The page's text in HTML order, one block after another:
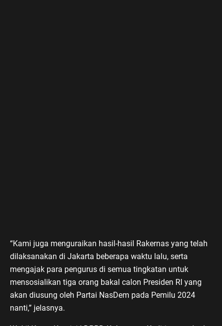
“Kami juga menguraikan hasil-hasil Rakernas yang telah
dilaksanakan di Jakarta beberapa waktu lalu, serta
mengajak para pengurus di semua tingkatan untuk
mensosialikan tiga orang bakal calon Presiden RI yang
akan diusung oleh Partai NasDem pada Pemilu 2024
nanti,” jelasnya.